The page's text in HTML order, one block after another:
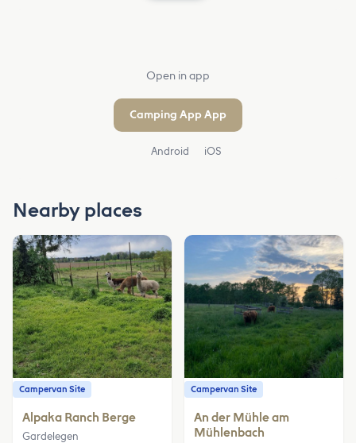
Open in app
Camping App App
Android iOS
Nearby places
Campervan Site
Alpaka Ranch Berge
Gardelegen
Campervan Site
An der Mühle am
Mühlenbach